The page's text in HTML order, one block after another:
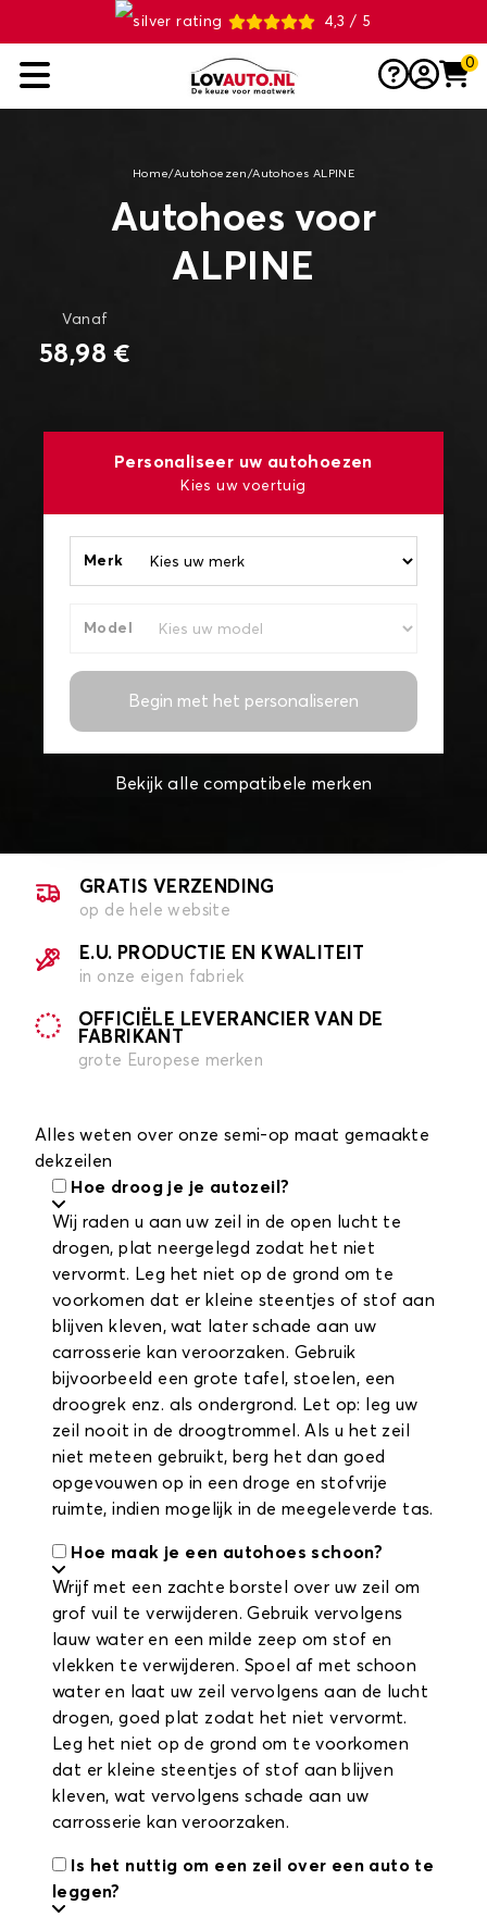
4,3 / 5
0
Home/Autohoezen /Autohoes ALPINE
Autohoes voor
ALPINE
Vanaf
58,98 €
Personaliseer uw autohoezen
Kies uw voertuig
Merk
Model
Begin met het personaliseren
Bekijk alle compatibele merken
GRATIS VERZENDING
op de hele website
E.U. PRODUCTIE EN KWALITEIT
in onze eigen fabriek
OFFICIËLE LEVERANCIER VAN DE
FABRIKANT
grote Europese merken
Alles weten over onze semi-op maat gemaakte
dekzeilen
Hoe droog je je autozeil?
Wij raden u aan uw zeil in de open lucht te
drogen, plat neergelegd zodat het niet
vervormt. Leg het niet op de grond om te
voorkomen dat er kleine steentjes of stof aan
blijven kleven, wat later schade aan uw
carrosserie kan veroorzaken. Gebruik
bijvoorbeeld een grote tafel, stoelen, een
droogrek enz. als ondergrond. Let op: leg uw
zeil nooit in de droogtrommel. Als u het zeil
niet meteen gebruikt, berg het dan goed
opgevouwen op in een droge en stofvrije
ruimte, indien mogelijk in de meegeleverde tas.
Hoe maak je een autohoes schoon?
Wrijf met een zachte borstel over uw zeil om
grof vuil te verwijderen. Gebruik vervolgens
lauw water en een milde zeep om stof en
vlekken te verwijderen. Spoel af met schoon
water en laat uw zeil vervolgens aan de lucht
drogen, goed plat zodat het niet vervormt.
Leg het niet op de grond om te voorkomen
dat er kleine steentjes of stof aan blijven
kleven, wat vervolgens schade aan uw
carrosserie kan veroorzaken.
Is het nuttig om een zeil over een auto te
leggen?